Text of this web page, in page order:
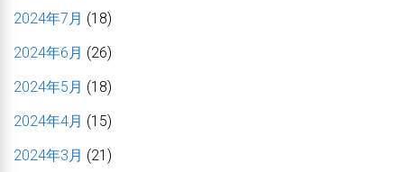
2024年7月 (18)
2024年6月 (26)
2024年5月 (18)
2024年4月 (15)
2024年3月 (21)